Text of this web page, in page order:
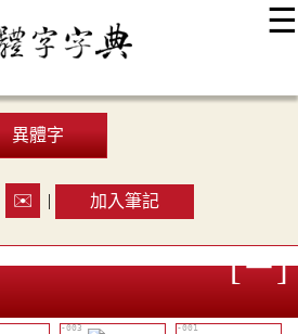
☰
網站導覽
異體字
✉️ | 加入筆記